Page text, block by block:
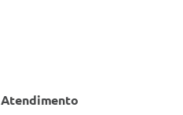
Atendimento